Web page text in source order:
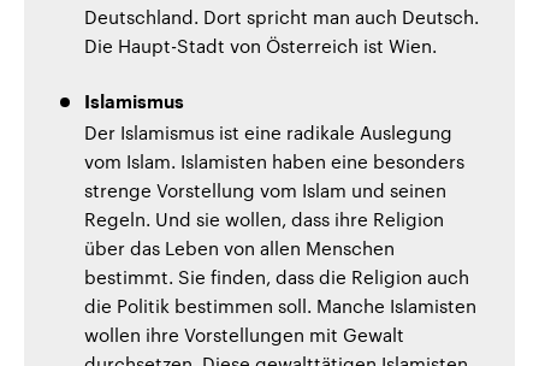
Deutschland. Dort spricht man auch Deutsch.
Die Haupt-Stadt von Österreich ist Wien.
Islamismus
Der Islamismus ist eine radikale Auslegung
vom Islam. Islamisten haben eine besonders
strenge Vorstellung vom Islam und seinen
Regeln. Und sie wollen, dass ihre Religion
über das Leben von allen Menschen
bestimmt. Sie finden, dass die Religion auch
die Politik bestimmen soll. Manche Islamisten
wollen ihre Vorstellungen mit Gewalt